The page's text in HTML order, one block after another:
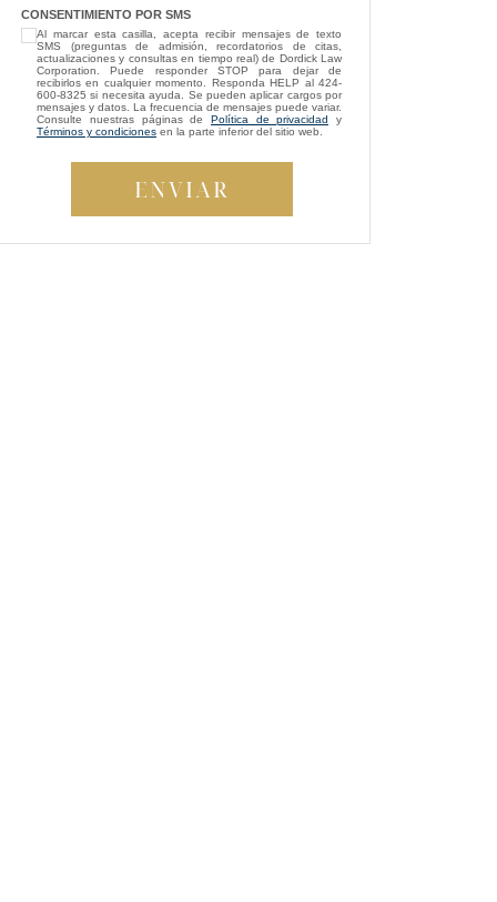
I’m so grateful that Brittney Ghadoushi
was assigned as my attorney. She
consistently showed genuine care and
always kept my best interests at heart. While
compassion isn’t something most people
expect from a lawyer, Brittney managed to
me, even in the face of highly uncooperative
” — Beverly S.
CONSENTIMIENTO POR SMS
Al marcar esta casilla, acepta recibir mensajes de texto
SMS (preguntas de admisión, recordatorios de citas,
actualizaciones y consultas en tiempo real) de Dordick Law
Corporation. Puede responder STOP para dejar de
recibirlos en cualquier momento. Responda HELP al 424-
600-8325 si necesita ayuda. Se pueden aplicar cargos por
mensajes y datos. La frecuencia de mensajes puede variar.
Consulte nuestras páginas de Política de privacidad y
Términos y condiciones en la parte inferior del sitio web.